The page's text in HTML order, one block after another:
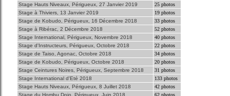
Stage Hauts Niveaux, Périgueux, 27 Janvier 2019
25 photos
Stage à Thiviers, 13 Janvier 2019
19 photos
Stage de Kobudo, Périgueux, 16 Décembre 2018
33 photos
Stage à Ribérac, 2 Décembre 2018
52 photos
Stage International, Périgueux, Novembre 2018
40 photos
Stage d'Instructeurs, Périgueux, Octobre 2018
22 photos
Stage de Taiso, Agonac, Octobre 2018
34 photos
Stage de Kobudo, Périgueux, Octobre 2018
20 photos
Stage Ceintures Noires, Périgueux, Septembre 2018
31 photos
Stage International d'Eté 2018
133 photos
Stage Hauts Niveaux, Périgueux, 8 Juillet 2018
42 photos